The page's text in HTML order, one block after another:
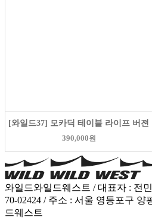
[와일드37] 모카딕 테이블 라이프 버젼
390,000원
와일드와일드웨스트 / 대표자 : 전
70-02424 / 주소 : 서울 영등포구 양
드웨스트